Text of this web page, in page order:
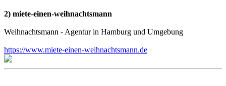
2) miete-einen-weihnachtsmann
Weihnachtsmann - Agentur in Hamburg und Umgebung
https://www.miete-einen-weihnachtsmann.de